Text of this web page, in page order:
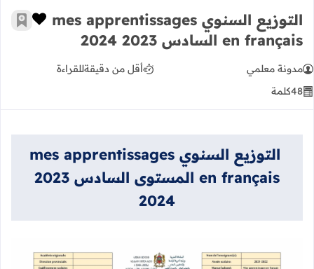
التوزيع السنوي mes apprentissages
en français السادس 2023 2024
زر
أضف
مدونة معلمي أقل من دقيقةللقراءة
48كلمة
التوزيع السنوي mes apprentissages
en français المستوى السادس 2023
2024